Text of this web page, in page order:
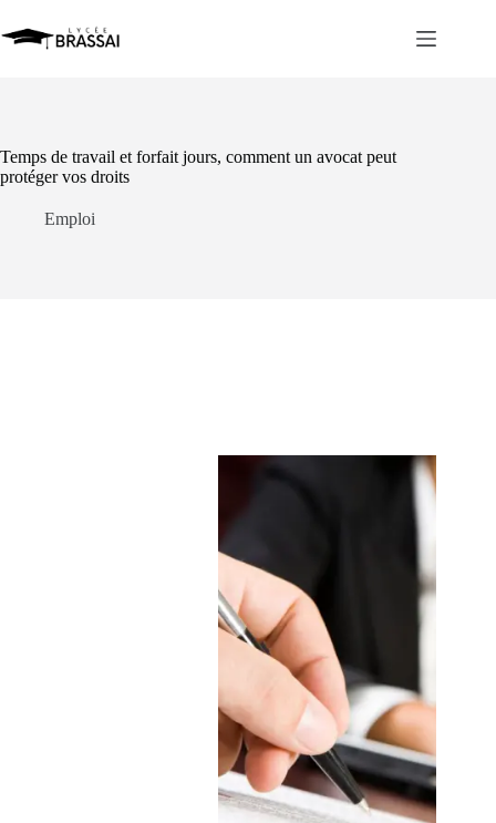
au
contenu
Temps de travail et forfait jours, comment un avocat peut
protéger vos droits
Emploi